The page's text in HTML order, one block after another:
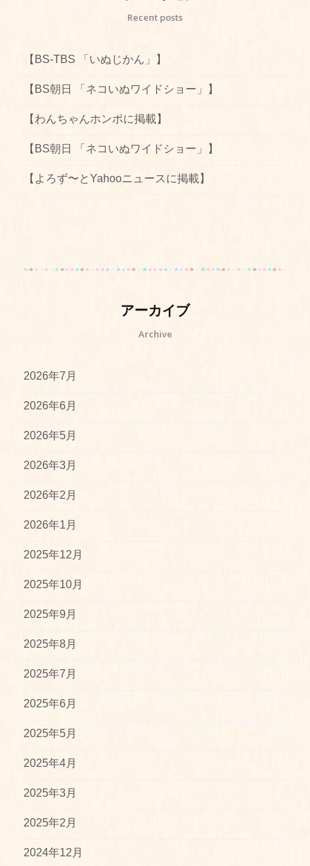
Recent posts
【BS-TBS 「いぬじかん」】
【BS朝日 「ネコいぬワイドショー」】
【わんちゃんホンポに掲載】
【BS朝日 「ネコいぬワイドショー」】
【よろず〜とYahooニュースに掲載】
アーカイブ
Archive
2026年7月
2026年6月
2026年5月
2026年3月
2026年2月
2026年1月
2025年12月
2025年10月
2025年9月
2025年8月
2025年7月
2025年6月
2025年5月
2025年4月
2025年3月
2025年2月
2024年12月